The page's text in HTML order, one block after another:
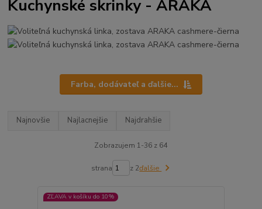
Kuchynské skrinky - ARAKA
Farba, dodávateľ a ďalšie...
Najnovšie Najlacnejšie Najdrahšie
Zobrazujem 1-36 z 64
strana z 2ďalšie
ZĽAVA v košíku do 10%